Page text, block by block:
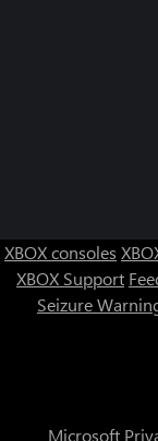
XBOX consoles
XBOX Support
Seizure